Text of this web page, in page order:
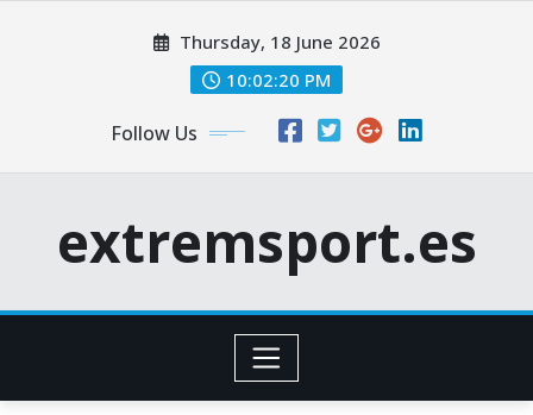
Thursday, 18 June 2026
10:02:21 PM
Follow Us
extremsport.es